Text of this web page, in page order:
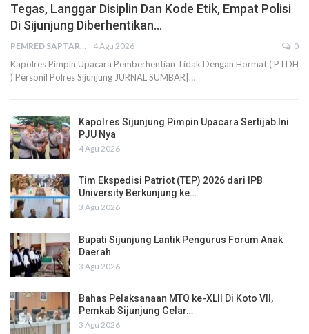
Tegas, Langgar Disiplin Dan Kode Etik, Empat Polisi
Di Sijunjung Diberhentikan…
PEMRED SAPTARIUS 4 Agu 2026 0
Kapolres Pimpin Upacara Pemberhentian Tidak Dengan Hormat ( PTDH
) Personil Polres Sijunjung JURNAL SUMBAR|…
Kapolres Sijunjung Pimpin Upacara Sertijab Ini
PJU Nya
4 Agu 2026
Tim Ekspedisi Patriot (TEP) 2026 dari IPB
University Berkunjung ke…
3 Agu 2026
Bupati Sijunjung Lantik Pengurus Forum Anak
Daerah
3 Agu 2026
Bahas Pelaksanaan MTQ ke-XLII Di Koto VII,
Pemkab Sijunjung Gelar…
3 Agu 2026